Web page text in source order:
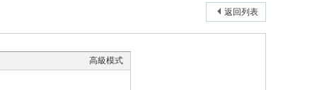
返回列表
高級模式